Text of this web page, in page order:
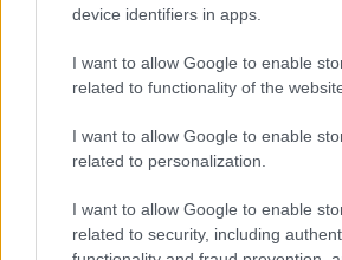
device identifiers in apps.
I want to allow Google to enable
related to functionality of the
I want to allow Google to enable
related to personalization.
I want to allow Google to enable
related to security, including
szakértő elemzi a szupermodell
átalakulását